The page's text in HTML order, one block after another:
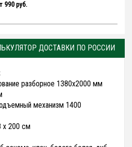
990 руб.
ДОСТАВКИ ПО РОССИИ
разборное 1380х2000 мм
механизм 1400
х 200 см